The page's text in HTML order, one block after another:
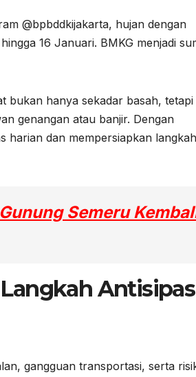
@bpbddkijakarta, hujan dengan
16 Januari. BMKG menjadi
bukan hanya sekadar basah, tetapi
genangan atau banjir. Dengan
harian dan mempersiapkan langkah
Semeru
gangguan transportasi, serta